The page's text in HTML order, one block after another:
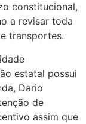
constitucional,
a revisar toda
transportes.
estatal possui
Dario
de
assim que